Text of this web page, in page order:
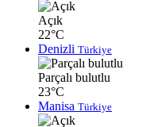
Açık
22°C
Denizli Türkiye
Parçalı bulutlu
23°C
Manisa Türkiye